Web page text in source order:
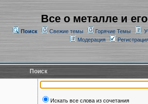
Все о металле и
Поиск Свежие темы Горячие Темы
Модерация
Поиск
Искать все слова из сочетания